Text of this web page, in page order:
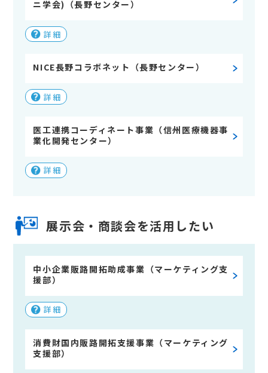
ニ学会)（長野センター）
詳細
NICE長野コラボネット（長野センター）
詳細
医工連携コーディネート事業（信州医療機器事
業化開発センター）
詳細
展示会・商談会を活用したい
中小企業販路開拓助成事業（マーケティング支
援部）
詳細
消費財国内販路開拓支援事業（マーケティング
支援部）